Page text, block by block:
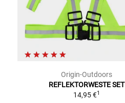
Origin-Outdoors
REFLEKTORWESTE SET
14,95 €1